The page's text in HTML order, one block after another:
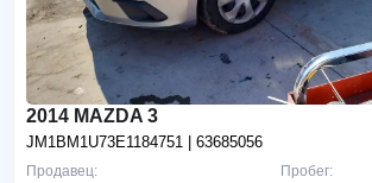
2014 MAZDA 3
JM1BM1U73E1184751 | 63685056
Пробег:
Продавец: